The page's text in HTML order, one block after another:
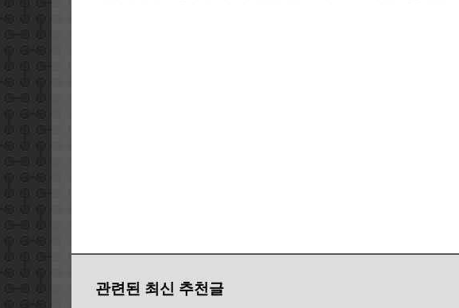
관련된 최신 추천글